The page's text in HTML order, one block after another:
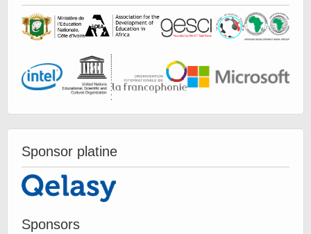
Sponsor platine
Sponsors